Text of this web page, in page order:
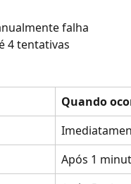
falha
4 tentativas
Quando
Após 1